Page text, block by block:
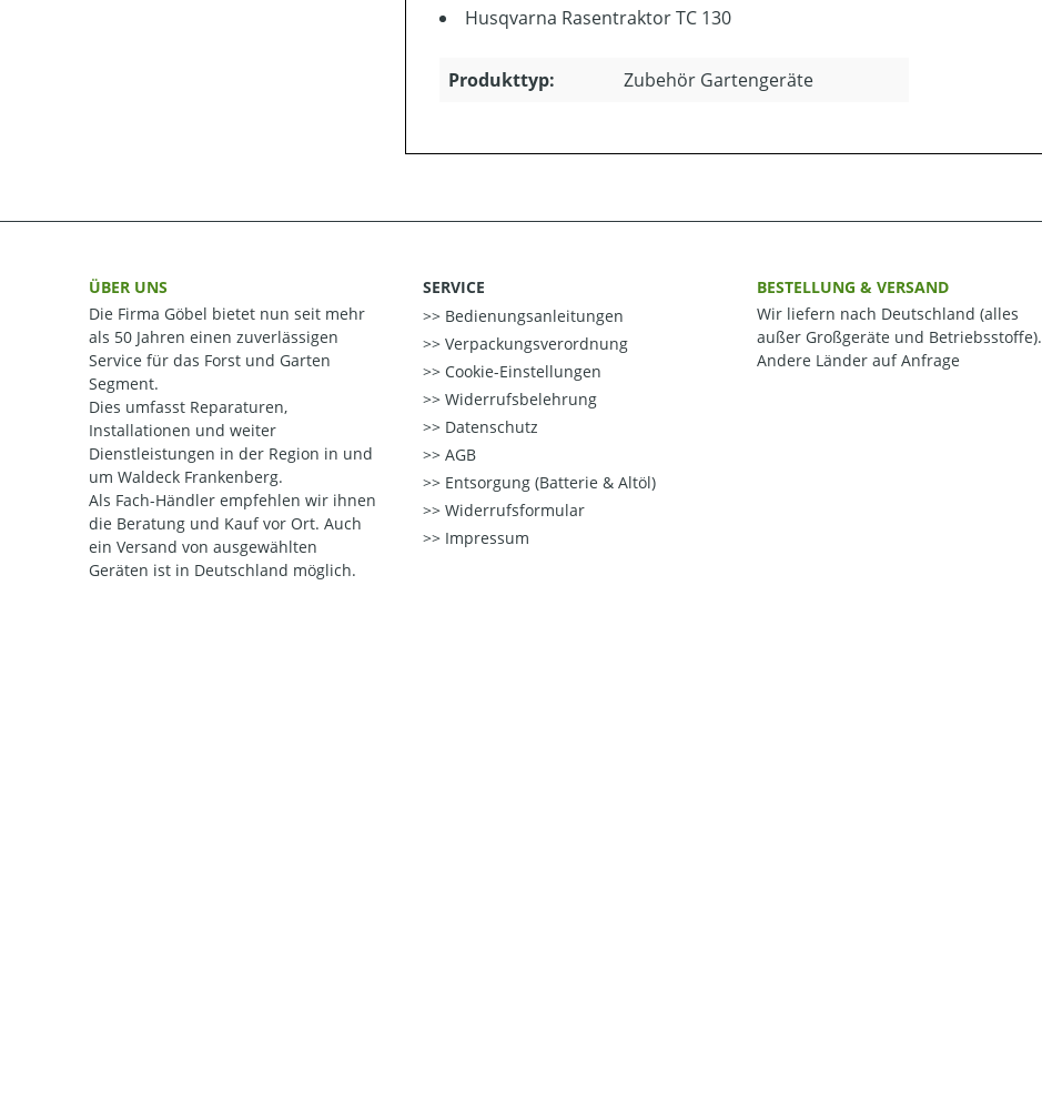
Husqvarna Rasentraktor TC 130
Produkttyp: Zubehör Gartengeräte
ÜBER UNS
Die Firma Göbel bietet nun seit mehr
als 50 Jahren einen zuverlässigen
Service für das Forst und Garten
Segment.
Dies umfasst Reparaturen,
Installationen und weiter
Dienstleistungen in der Region in und
um Waldeck Frankenberg.
Als Fach-Händler empfehlen wir ihnen
die Beratung und Kauf vor Ort. Auch
ein Versand von ausgewählten
Geräten ist in Deutschland möglich.
SERVICE
Bedienungsanleitungen
Verpackungsverordnung
Cookie-Einstellungen
Widerrufsbelehrung
Datenschutz
AGB
Entsorgung (Batterie & Altöl)
Widerrufsformular
Impressum
BESTELLUNG & VERSAND
Wir liefern nach Deutschland (alles
außer Großgeräte und Betriebsstoffe).
Andere Länder auf Anfrage